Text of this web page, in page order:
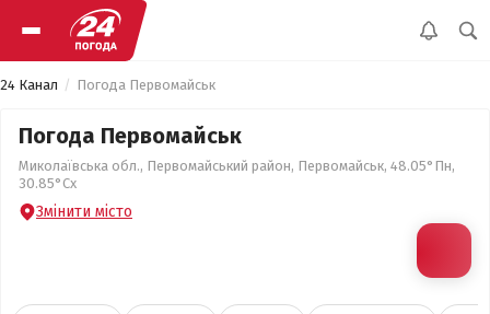
24 Канал Погода Первомайськ
Погода Первомайськ
Миколаївська обл., Первомайський район, Первомайськ, 48.05°Пн,
30.85°Сх
Змінити місто